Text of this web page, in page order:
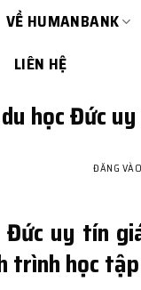
VỀ HUMANBANK
LIÊN HỆ
học Đức
ĐĂNG
uy tín
trình học